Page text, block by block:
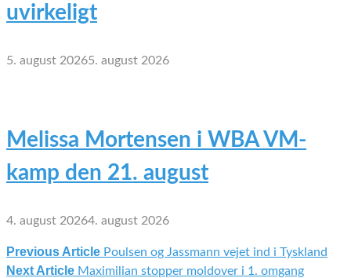
uvirkeligt
5. august 20265. august 2026
Melissa Mortensen i WBA VM-
kamp den 21. august
4. august 20264. august 2026
Indlægsnavigation
Previous Article Poulsen og Jassmann vejet ind i Tyskland
Next Article Maximilian stopper moldover i 1. omgang